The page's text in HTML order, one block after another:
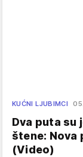
KUĆNI LJUBIMCI
Dva puta su
štene: Nova
(Video)